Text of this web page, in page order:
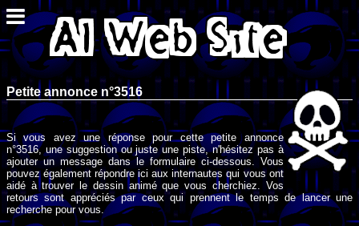
Petite annonce n°3516
Si vous avez une réponse pour cette petite annonce
n°3516, une suggestion ou juste une piste, n'hésitez pas à
ajouter un message dans le formulaire ci-dessous. Vous
pouvez également répondre ici aux internautes qui vous ont
aidé à trouver le dessin animé que vous cherchiez. Vos
retours sont appréciés par ceux qui prennent le temps de lancer une
recherche pour vous.